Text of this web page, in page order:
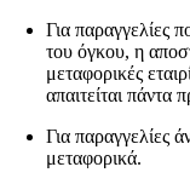
Για παραγγελίες
του όγκου, η
μεταφορικές
απαιτείται πάντα
Για παραγγελίες
μεταφορικά.